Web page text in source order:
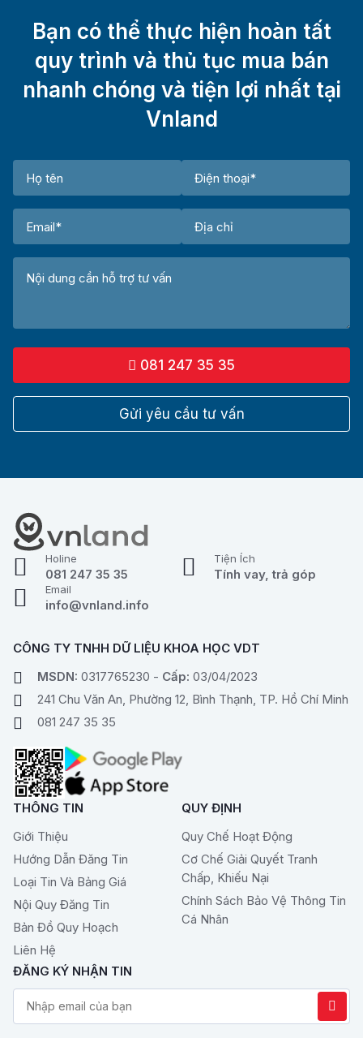
Bạn có thể thực hiện hoàn tất
quy trình và thủ tục mua bán
nhanh chóng và tiện lợi nhất tại
Vnland
081 247 35 35
Gửi yêu cầu tư vấn
Holine
081 247 35 35
Tiện Ích
Tính vay, trả góp
Email
info@vnland.info
CÔNG TY TNHH DỮ LIỆU KHOA HỌC VDT
MSDN: 0317765230 - Cấp: 03/04/2023
241 Chu Văn An, Phường 12, Bình Thạnh, TP. Hồ Chí Minh
081 247 35 35
THÔNG TIN
Giới Thiệu
Hướng Dẫn Đăng Tin
Loại Tin Và Bảng Giá
Nội Quy Đăng Tin
Bản Đồ Quy Hoạch
Liên Hệ
QUY ĐỊNH
Quy Chế Hoạt Động
Cơ Chế Giải Quyết Tranh
Chấp, Khiếu Nại
Chính Sách Bảo Vệ Thông Tin
Cá Nhân
ĐĂNG KÝ NHẬN TIN